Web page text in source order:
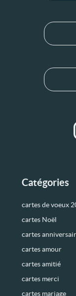
Catégories
cartes de voeux
cartes Noël
cartes
cartes amour
cartes amitié
cartes merci
cartes mariage